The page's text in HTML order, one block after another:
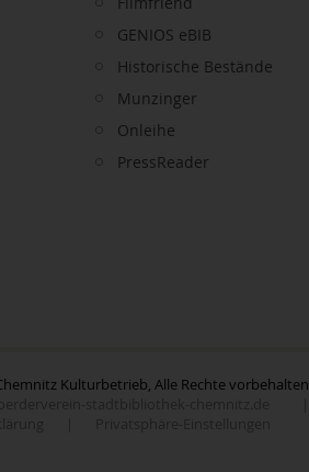
GENIOS eBIB
Historische Bestände
Munzinger
Onleihe
PressReader
Kulturbetrieb, Alle Rechte vorbehalten